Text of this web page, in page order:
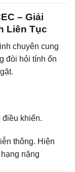
– Giải
Liên Tục
chuyên cung
đòi hỏi tính ổn
khiển.
thông. Hiện
nặng